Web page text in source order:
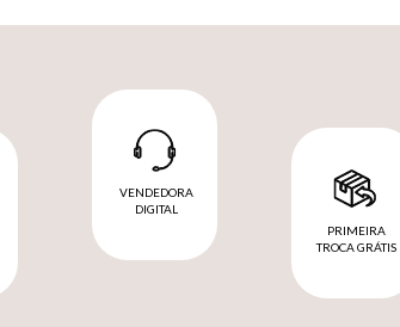
VENDEDORA
DIGITAL
PRIMEIRA
TROCA GRÁTIS